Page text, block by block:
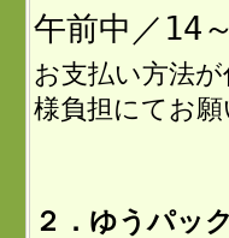
午前中／14
お支払い方法
様負担にてお
２．ゆうパッ